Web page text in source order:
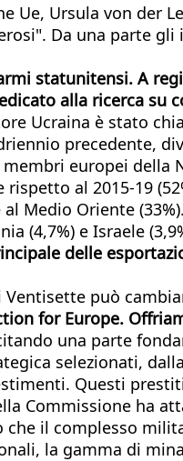
Ue, Ursula von der
Da una parte
statunitensi. A
alla ricerca su
Ucraina è stato
precedente,
europei della
al 2015-19
Medio Oriente
(4,7%) e Israele
delle
può
for Europe.
una parte
selezionati,
Questi
Commissione ha
il complesso
la gamma di